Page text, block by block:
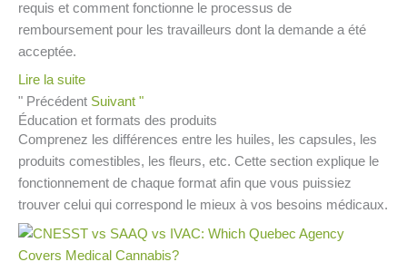
requis et comment fonctionne le processus de
remboursement pour les travailleurs dont la demande a été
acceptée.
Lire la suite
" Précédent Suivant "
Éducation et formats des produits
Comprenez les différences entre les huiles, les capsules, les
produits comestibles, les fleurs, etc. Cette section explique le
fonctionnement de chaque format afin que vous puissiez
trouver celui qui correspond le mieux à vos besoins médicaux.